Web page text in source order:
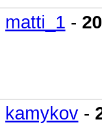
matti_1 -
kamykov -